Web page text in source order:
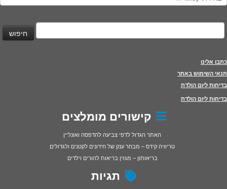
חיפוש:
כתבו אלינו
תנאי השימוש באתר
בדיחות ליום הולדת
בדיחות ליום הולדת
קישורים מומלצים
האתר הגדול לדפי צביעה להדפסה ואונליין
טריוויה קידס – מבחר ענק של חידונים לקטנים ולגדולים
בריאותון – מגזין בריאות להורים וילדים
תגיות